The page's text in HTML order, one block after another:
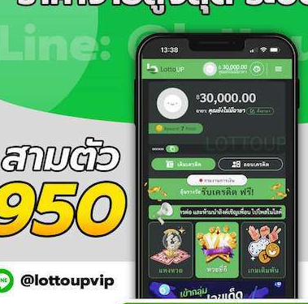
ลบุรีได้เลย โดยวัดตั้งอยู่ที่การเคหะฯ 1 ซอย 13 ตำบลอ่
าไม่ยากและที่วัดก็อยู่ใกล้ทะเลแวะเที่ยวทะเลกันได้ด้วย
ลก็ต้องบุกไป มูลนิธิสว่างพรกุศล ให้ได้สักครั้ง! ซึ่งข้างใ
งมี ศาลเจ้าโจวซือกง ที่ลึกลับและเก่าแก่ซ่อนอยู่ภายใน